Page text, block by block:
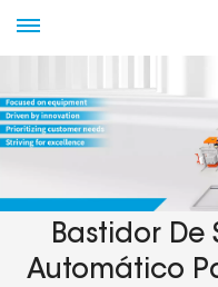
Bastidor De
Automático